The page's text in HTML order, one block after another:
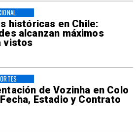
históricas en Chile:
alcanzan máximos
vistos
de Vozinha en Colo
Estadio y Contrato